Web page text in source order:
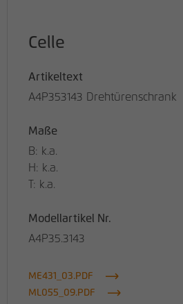
Celle
Artikeltext
A4P353143 Drehtürenschrank
Maße
B: k.a.
H: k.a.
T: k.a.
Modellartikel Nr.
A4P35.3143
ME431_03.PDF
ML055_09.PDF